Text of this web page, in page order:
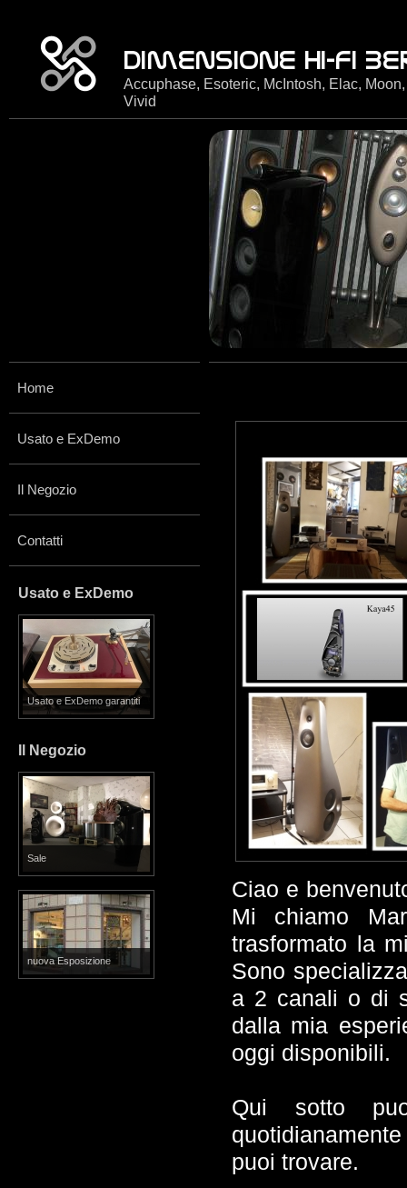
Accuphase, Esoteric, McIntosh, Elac,
Vivid
Ciao e
Mi chiamo
trasformato la
Sono
a 2 canali o di
dalla mia
oggi disponibili.
Qui sotto
puoi trovare.
Home
Usato e ExDemo
Il Negozio
Contatti
Usato e ExDemo
Usato e ExDemo garantiti
Il Negozio
Sale
nuova Esposizione